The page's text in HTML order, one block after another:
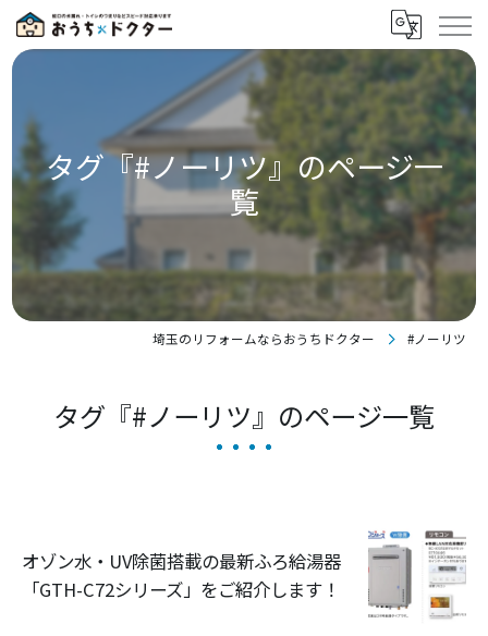
タグ『#ノーリツ』のページ一
覧
埼玉のリフォームならおうちドクター #ノーリツ
タグ『#ノーリツ』のページ一覧
オゾン水・UV除菌搭載の最新ふろ給湯器
「GTH-C72シリーズ」をご紹介します！